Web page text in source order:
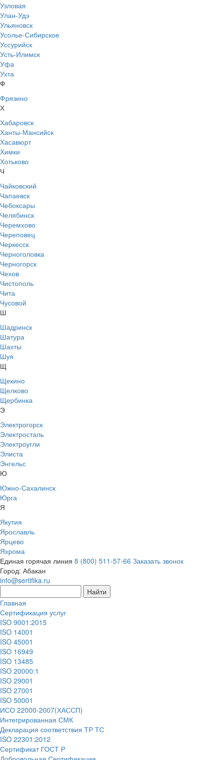
Узловая
Улан-Удэ
Ульяновск
Усолье-Сибирское
Уссурийск
Усть-Илимск
Уфа
Ухта
Ф
Фрязино
Х
Хабаровск
Ханты-Мансийск
Хасавюрт
Химки
Хотьково
Ч
Чайковский
Чапаевск
Чебоксары
Челябинск
Черемхово
Череповец
Черкесск
Черноголовка
Черногорск
Чехов
Чистополь
Чита
Чусовой
Ш
Шадринск
Шатура
Шахты
Шуя
Щ
Щекино
Щелково
Щербинка
Э
Электрогорск
Электросталь
Электроугли
Элиста
Энгельс
Ю
Южно-Сахалинск
Юрга
Я
Якутия
Ярославль
Ярцево
Яхрома
Единая горячая линия 8 (800) 511-57-66 Заказать звонок
Город: Абакан
info@sertifika.ru
Главная
Сертификация услуг
ISO 9001:2015
ISO 14001
ISO 45001
ISO 16949
ISO 13485
ISO 20000:1
ISO 29001
ISO 27001
ISO 50001
ИСО 22000-2007(ХАССП)
Интегрированная СМК
Декларация соответствия ТР ТС
ISO 22301:2012
Сертификат ГОСТ Р